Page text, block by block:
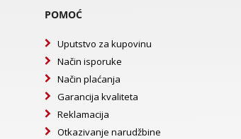
POMOĆ
Uputstvo za kupovinu
Način isporuke
Način plaćanja
Garancija kvaliteta
Reklamacija
Otkazivanje narudžbine